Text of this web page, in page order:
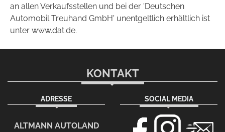
an allen Verkaufsstellen und bei der 'Deutschen
Automobil Treuhand GmbH' unentgeltlich erhältlich ist
unter www.dat.de.
KONTAKT
ADRESSE
ALTMANN AUTOLAND
SOCIAL MEDIA